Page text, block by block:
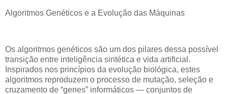
Algoritmos Genéticos e a Evolução das Máquinas
Os algoritmos genéticos são um dos pilares dessa possível
transição entre inteligência sintética e vida artificial.
Inspirados nos princípios da evolução biológica, estes
algoritmos reproduzem o processo de mutação, seleção e
cruzamento de “genes” informáticos — conjuntos de